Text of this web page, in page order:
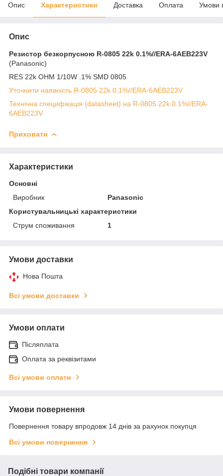
Опис Характеристики Доставка Оплата Умови
Опис
Резистор безкорпусною R-0805 22k 0.1%//ERA-6AEB223V
(Panasonic)
RES 22k OHM 1/10W .1% SMD 0805
Уточнити наявність R-0805 22k 0.1%//ERA-6AEB223V
Технічна специфікація (datasheet) на R-0805 22k 0.1%//ERA-
6AEB223V
Приховати
Характеристики
Основні
Виробник
Panasonic
Користувальницькі характеристики
Струм споживання
1
Умови доставки
Нова Пошта
Всі умови доставки
Умови оплати
Післяплата
Оплата за реквізитами
Всі умови оплати
Умови повернення
Повернення товару впродовж 14 днів за рахунок покупця
Всі умови повернення
Подібні товари компанії